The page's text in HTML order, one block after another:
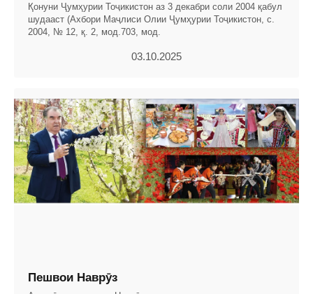
Қонуни Ҷумҳурии Тоҷикистон аз 3 декабри соли 2004 қабул
шудааст (Ахбори Маҷлиси Олии Ҷумҳурии Тоҷикистон, с.
2004, № 12, қ. 2, мод.703, мод.
03.10.2025
Пешвои Наврӯз